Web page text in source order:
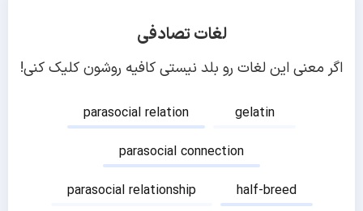
لغات تصادفی
اگر معنی این لغات رو بلد نیستی کافیه روشون کلیک کنی!
parasocial relation
gelatin
parasocial connection
parasocial relationship
half-breed